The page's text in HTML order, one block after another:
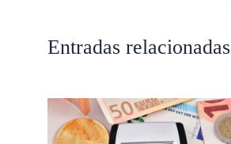
Entradas relacionadas